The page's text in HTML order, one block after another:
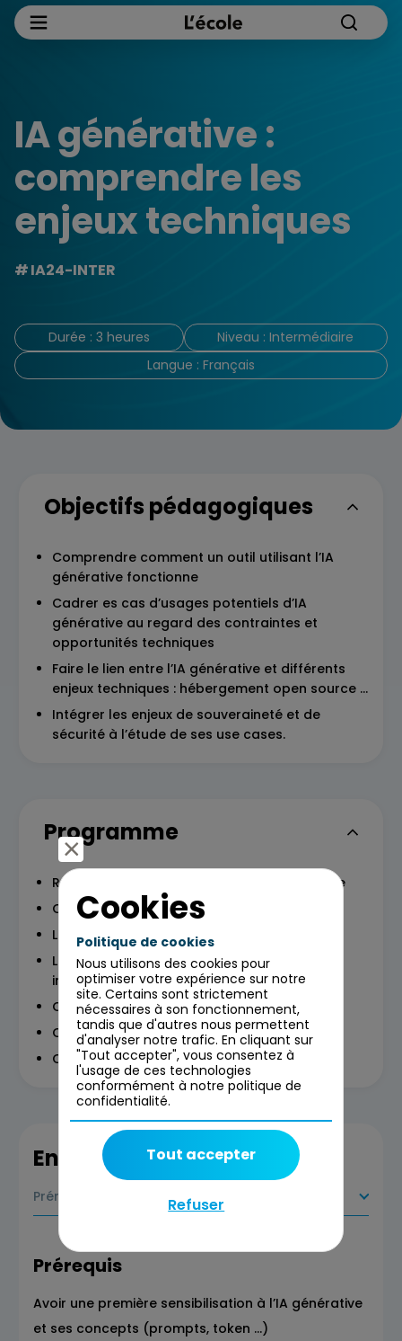
IA générative :
comprendre les
enjeux techniques
IA24-INTER
Durée : 3 heures
Niveau : Intermédiaire
Langue : Français
Objectifs pédagogiques
Comprendre comment un outil utilisant l’IA
générative fonctionne
Cadrer es cas d’usages potentiels d’IA
générative au regard des contraintes et
opportunités techniques
Faire le lien entre l’IA générative et différents
enjeux techniques : hébergement open source …
Intégrer les enjeux de souveraineté et de
sécurité à l’étude de ses use cases.
Programme
Rappel des fondamentaux de l’IA générative
Outils de marchés vs outils spécifiques
Low code / no code vs hard code
Le fine-tuning des modèles, une technique
inutile dans 95% des cas
Open source vs modèles fermés
On-premise vs cloud
Cas concret : chatbot produit SAV
En savoir plus
Prérequis
Prérequis
Avoir une première sensibilisation à l’IA générative
et ses concepts (prompts, token …)
Cookies
Politique de cookies
Nous utilisons des cookies pour
optimiser votre expérience sur notre
site. Certains sont strictement
nécessaires à son fonctionnement,
tandis que d'autres nous permettent
d'analyser notre trafic. En cliquant sur
"Tout accepter", vous consentez à
l'usage de ces technologies
conformément à notre politique de
confidentialité.
Refuser
Tout accepter